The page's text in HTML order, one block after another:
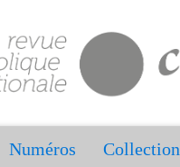
Numéros Collection